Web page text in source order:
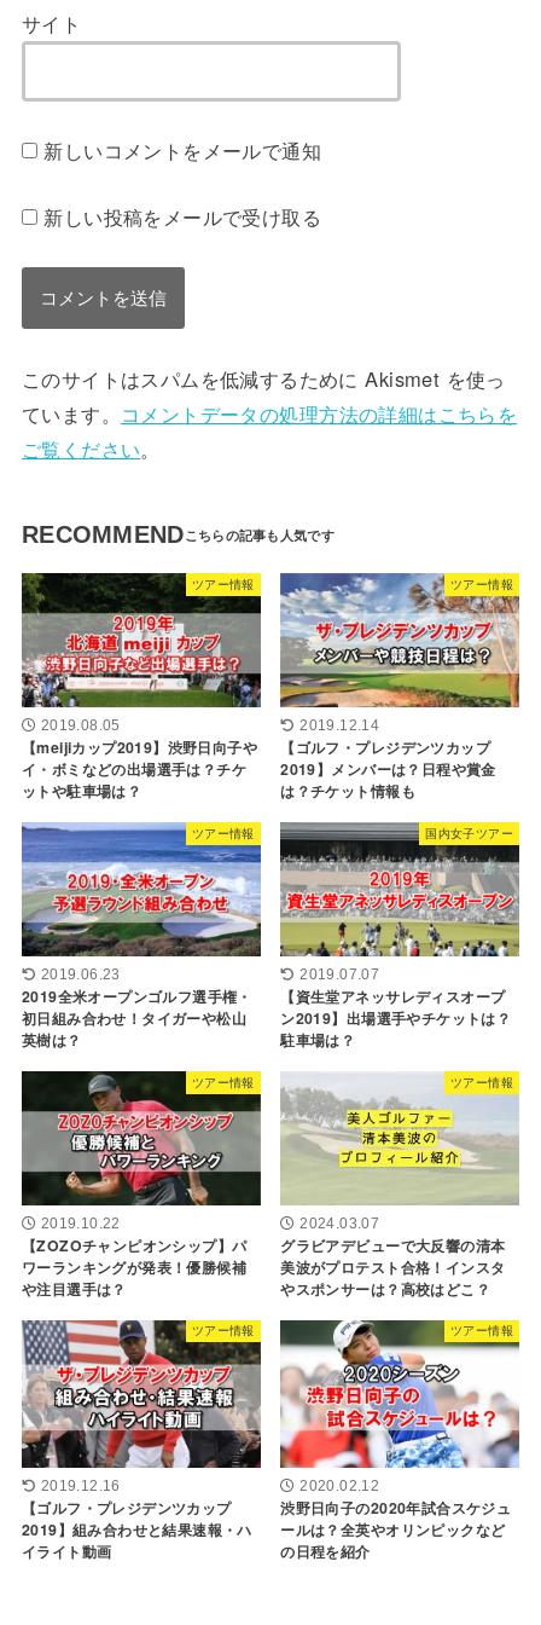
サイト
新しいコメントをメールで通知
新しい投稿をメールで受け取る
このサイトはスパムを低減するために Akismet を使っ
ています。 コメントデータの処理方法の詳細はこちらを
ご覧ください。
RECOMMEND
ツアー情報
2019.08.05
【meijiカップ2019】渋野日向子や
イ・ボミなどの出場選手は？チケ
ットや駐車場は？
ツアー情報
2019.12.14
【ゴルフ・プレジデンツカップ
2019】メンバーは？日程や賞金
は？チケット情報も
ツアー情報
2019.06.23
2019全米オープンゴルフ選手権・
初日組み合わせ！タイガーや松山
英樹は？
国内女子ツアー
2019.07.07
【資生堂アネッサレディスオープ
ン2019】出場選手やチケットは？
駐車場は？
ツアー情報
2019.10.22
【ZOZOチャンピオンシップ】パ
ワーランキングが発表！優勝候補
や注目選手は？
ツアー情報
2024.03.07
グラビアデビューで大反響の清本
美波がプロテスト合格！インスタ
やスポンサーは？高校はどこ？
ツアー情報
2019.12.16
【ゴルフ・プレジデンツカップ
2019】組み合わせと結果速報・ハ
イライト動画
ツアー情報
2020.02.12
渋野日向子の2020年試合スケジュ
ールは？全英やオリンピックなど
の日程を紹介